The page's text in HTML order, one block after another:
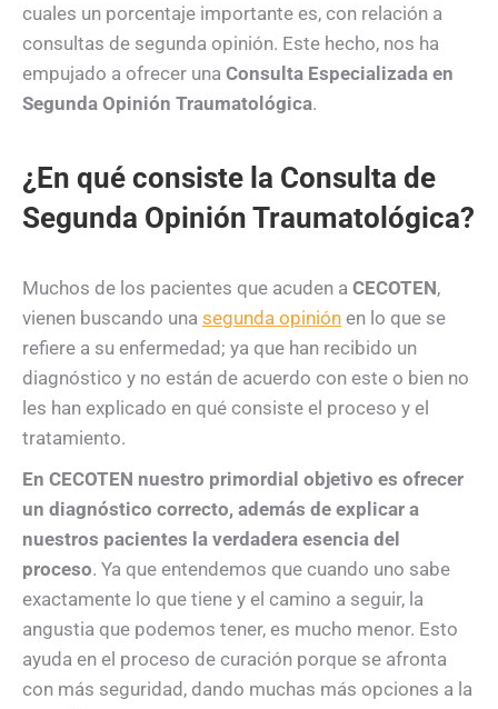
cuales un porcentaje importante es, con relación a
consultas de segunda opinión. Este hecho, nos ha
empujado a ofrecer una Consulta Especializada en
Segunda Opinión Traumatológica.
¿En qué consiste la Consulta de
Segunda Opinión Traumatológica?
Muchos de los pacientes que acuden a CECOTEN,
vienen buscando una segunda opinión en lo que se
refiere a su enfermedad; ya que han recibido un
diagnóstico y no están de acuerdo con este o bien no
les han explicado en qué consiste el proceso y el
tratamiento.
En CECOTEN nuestro primordial objetivo es ofrecer
un diagnóstico correcto, además de explicar a
nuestros pacientes la verdadera esencia del
proceso. Ya que entendemos que cuando uno sabe
exactamente lo que tiene y el camino a seguir, la
angustia que podemos tener, es mucho menor. Esto
ayuda en el proceso de curación porque se afronta
con más seguridad, dando muchas más opciones a la